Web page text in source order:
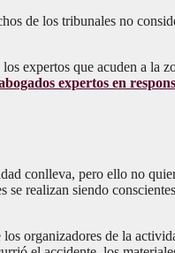
de los tribunales no
expertos que acuden a la
expertos en
conlleva, pero ello no
realizan siendo
organizadores de la